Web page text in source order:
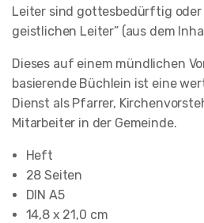
Leiter sind gottesbedürftig oder
geistlichen Leiter” (aus dem
Dieses auf einem mündlichen
basierende Büchlein ist eine
Dienst als Pfarrer,
Mitarbeiter in der Gemeinde.
Heft
28 Seiten
DIN A5
14,8 x 21,0 cm